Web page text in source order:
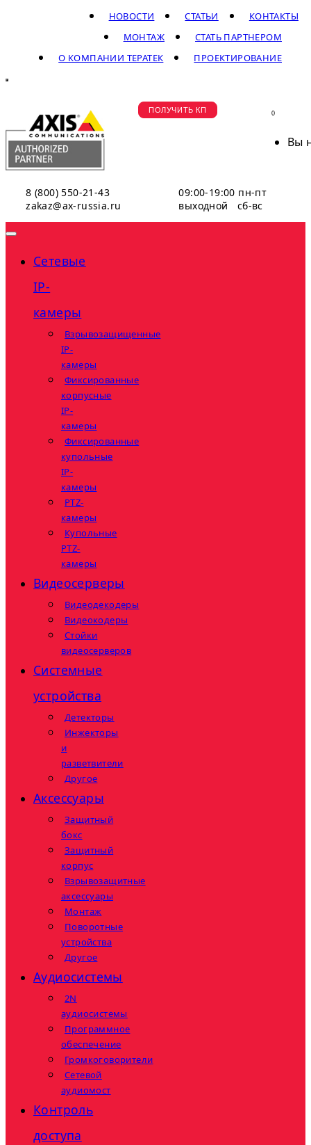
КОНТАКТЫ
СТАТЬИ
НОВОСТИ
СТАТЬ ПАРТНЕРОМ
МОНТАЖ
ПРОЕКТИРОВАНИЕ
О КОМПАНИИ ТЕРАТЕК
8 (800) 550-21-43
zakaz@ax-russia.ru
09:00-19:00 пн-пт
выходной сб-вс
ПОЛУЧИТЬ КП 0
Вы
Сетевые
IP-
камеры
Взрывозащищенные
IP-
камеры
Фиксированные
корпусные
IP-
камеры
Фиксированные
купольные
IP-
камеры
PTZ-
камеры
Купольные
PTZ-
камеры
Видеосерверы
Видеодекодеры
Видеокодеры
Стойки
видеосерверов
Системные
устройства
Детекторы
Инжекторы
и
разветвители
Другое
Аксессуары
Защитный
бокс
Защитный
корпус
Взрывозащитные
аксессуары
Монтаж
Поворотные
устройства
Другое
Аудиосистемы
2N
аудиосистемы
Программное
обеспечение
Громкоговорители
Сетевой
аудиомост
Контроль
доступа